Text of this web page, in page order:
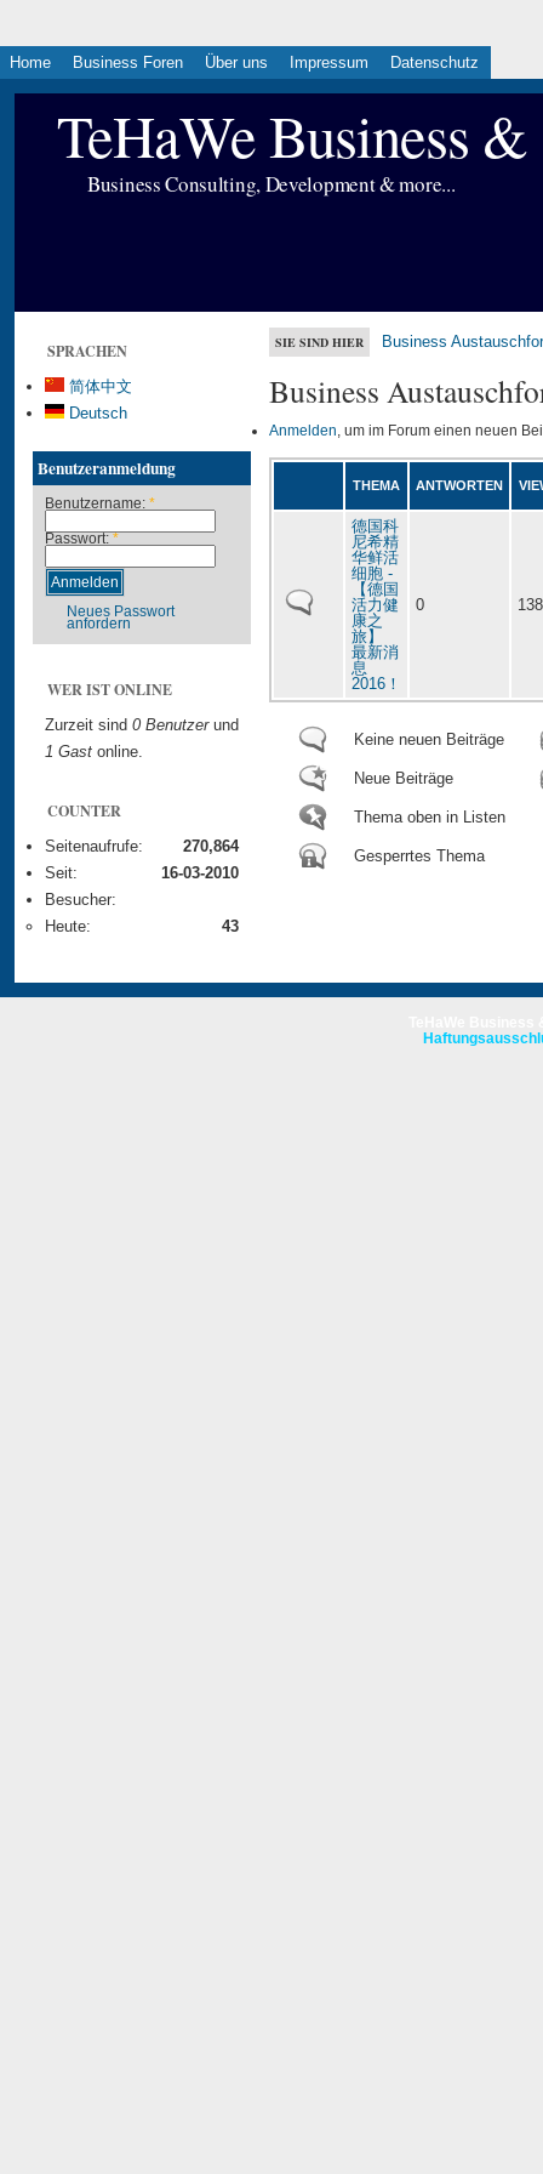
Home Business Foren Über uns Impressum Datenschutz
TeHaWe Business
Business Consulting, Development & more...
SPRACHEN
简体中文
Deutsch
Benutzeranmeldung
Benutzername: *
Passwort: *
Neues Passwort
anfordern
WER IST ONLINE
Zurzeit sind 0 Benutzerund
1 Gast online.
COUNTER
Seitenaufrufe:
270,864
Seit:
16-03-2010
Besucher:
Heute:
43
SIE SIND HIER Business
Business
Anmelden, um im Forum einen neuen
THEMA ANTWORTEN
德国科
尼希精
华鲜活
细胞 -
【德国
活力健
康之
旅】
最新消
息
2016！
0
Keine neuen Beiträge
Neue Beiträge
Thema oben in Listen
Gesperrtes Thema